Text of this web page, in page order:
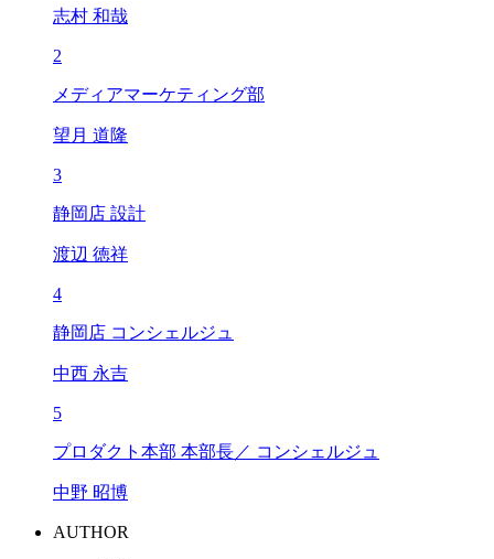
志村 和哉
2
メディアマーケティング部
望月 道隆
3
静岡店 設計
渡辺 徳祥
4
静岡店 コンシェルジュ
中西 永吉
5
プロダクト本部 本部長／ コンシェルジュ
中野 昭博
AUTHOR